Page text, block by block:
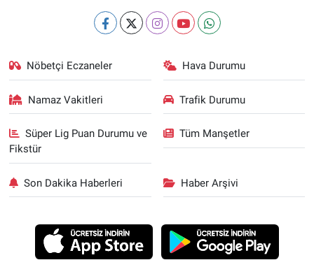
Nöbetçi Eczaneler Hava Durumu
Namaz Vakitleri Trafik Durumu
Süper Lig Puan Durumu ve
Fikstür
Tüm Manşetler
Son Dakika Haberleri Haber Arşivi